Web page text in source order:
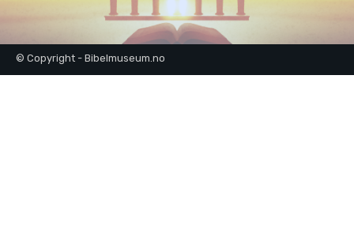
© Copyright - Bibelmuseum.no